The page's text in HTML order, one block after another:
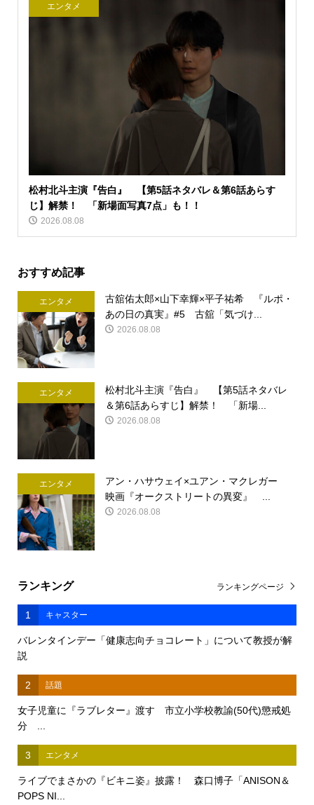
エンタメ
松村北斗主演『告白』 【第5話ネタバレ＆第6話あらす
じ】解禁！ 「新場面写真7点」も！！
2026.08.08
おすすめ記事
エンタメ
古舘佑太郎×山下幸輝×平子祐希 『ルポ・
あの日の真実』#5 古舘「気づけ...
2026.08.08
エンタメ
松村北斗主演『告白』 【第5話ネタバレ
＆第6話あらすじ】解禁！ 「新場...
2026.08.08
エンタメ
アン・ハサウェイ×ユアン・マクレガー
映画『オークストリートの異変』 ...
2026.08.08
ランキング
1 キャスター
バレンタインデー「健康志向チョコレート」について教授が解
説
2 話題
女子児童に『ラブレター』渡す 市立小学校教諭(50代)懲戒処
分 ...
3 エンタメ
ライブでまさかの『ビキニ姿』披露！ 森口博子「ANISON＆
POPS NI...
ランキングページ